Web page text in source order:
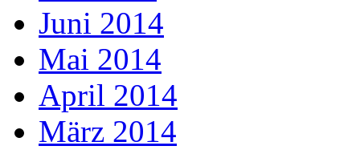
Juni 2014
Mai 2014
April 2014
März 2014